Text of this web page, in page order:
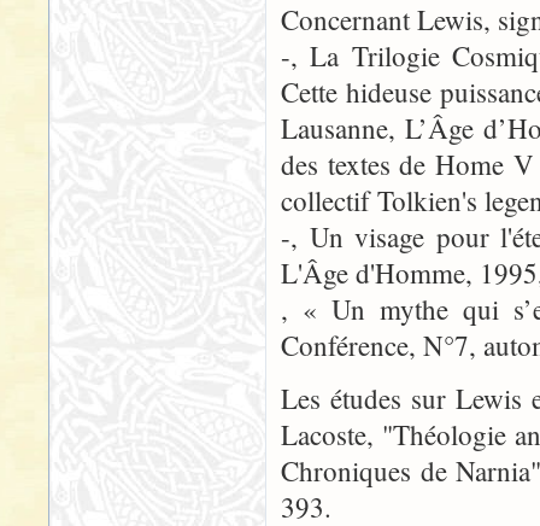
Concernant Lewis,
-, La Trilogie
Cette hideuse
Lausanne, L’Âge
des textes de Home
collectif Tolkien's
-, Un visage pour
L'Âge d'Homme,
, « Un mythe qui
Conférence, N°7,
Les études sur Lewis
Lacoste, "Théologie
Chroniques de
393.